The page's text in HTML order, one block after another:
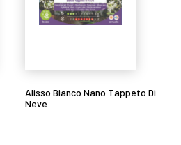
Alisso Bianco Nano Tappeto Di
Neve